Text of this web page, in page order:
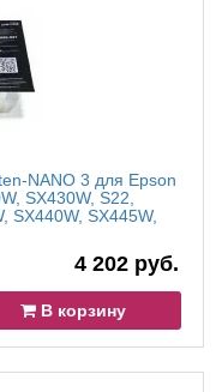
NANO 3 для Epson
SX430W, S22,
SX440W, SX445W,
4 202 руб.
В корзину